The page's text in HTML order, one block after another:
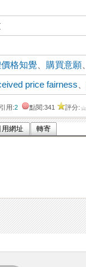
格知覺 購買意願
price fairness
用:2 點閱:341 評分:
用網址 轉寄